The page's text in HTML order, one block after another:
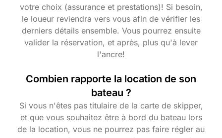
votre choix (assurance et prestations)! Si besoin,
le loueur reviendra vers vous afin de vérifier les
derniers détails ensemble. Vous pourrez ensuite
valider la réservation, et après, plus qu'à lever
l'ancre!
Combien rapporte la location de son
bateau ?
Si vous n'êtes pas titulaire de la carte de skipper,
et que vous souhaitez être à bord du bateau lors
de la location, vous ne pourrez pas faire régler au